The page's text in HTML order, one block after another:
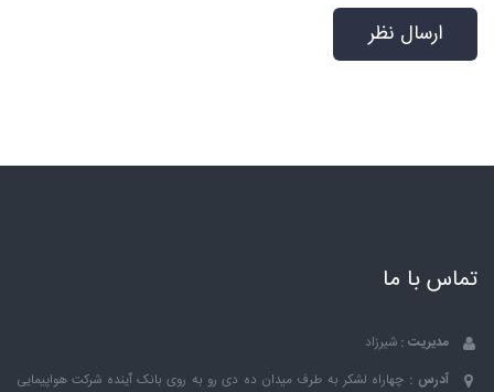
تماس با ما
مدیریت : شیرزاد
آدرس : چهاراه لشکر به طرف میدان ده دی رو به روی بانک ٱینده شرکت هواپیمایی